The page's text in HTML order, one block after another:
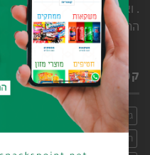
. ואנחנו מקפידים להתייחס
הרחב.
קטגוריות
גלידות ושלגונים
חטיפים